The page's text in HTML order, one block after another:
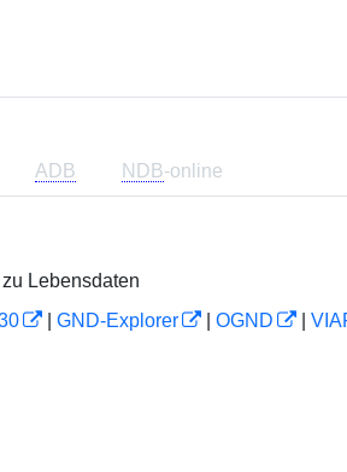
ADB NDB-online
Lebensdaten
GND-Explorer OGND